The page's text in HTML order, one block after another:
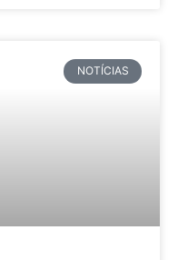
NOTÍCIAS